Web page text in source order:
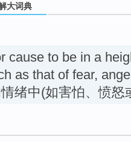
大词典
cause to be in a
as that of fear,
绪中(如害怕、愤